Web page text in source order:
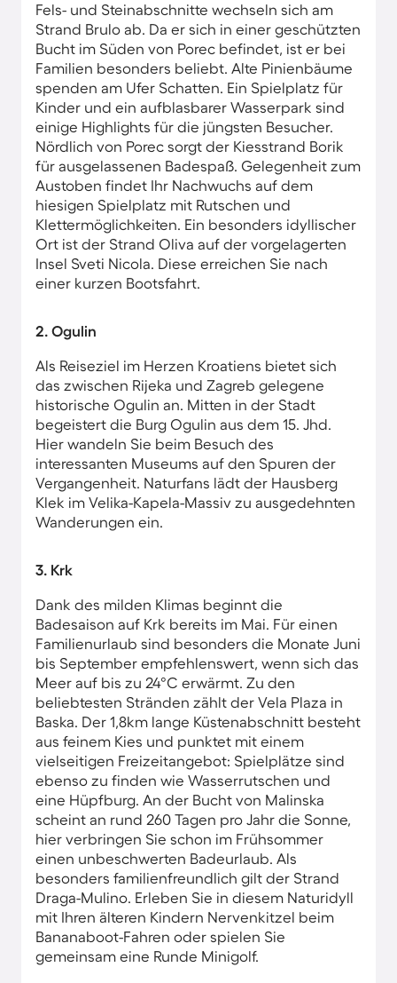
Fels- und Steinabschnitte wechseln sich am
Strand Brulo ab. Da er sich in einer geschützten
Bucht im Süden von Porec befindet, ist er bei
Familien besonders beliebt. Alte Pinienbäume
spenden am Ufer Schatten. Ein Spielplatz für
Kinder und ein aufblasbarer Wasserpark sind
einige Highlights für die jüngsten Besucher.
Nördlich von Porec sorgt der Kiesstrand Borik
für ausgelassenen Badespaß. Gelegenheit zum
Austoben findet Ihr Nachwuchs auf dem
hiesigen Spielplatz mit Rutschen und
Klettermöglichkeiten. Ein besonders idyllischer
Ort ist der Strand Oliva auf der vorgelagerten
Insel Sveti Nicola. Diese erreichen Sie nach
einer kurzen Bootsfahrt.
2. Ogulin
Als Reiseziel im Herzen Kroatiens bietet sich
das zwischen Rijeka und Zagreb gelegene
historische Ogulin an. Mitten in der Stadt
begeistert die Burg Ogulin aus dem 15. Jhd.
Hier wandeln Sie beim Besuch des
interessanten Museums auf den Spuren der
Vergangenheit. Naturfans lädt der Hausberg
Klek im Velika-Kapela-Massiv zu ausgedehnten
Wanderungen ein.
3. Krk
Dank des milden Klimas beginnt die
Badesaison auf Krk bereits im Mai. Für einen
Familienurlaub sind besonders die Monate Juni
bis September empfehlenswert, wenn sich das
Meer auf bis zu 24°C erwärmt. Zu den
beliebtesten Stränden zählt der Vela Plaza in
Baska. Der 1,8km lange Küstenabschnitt besteht
aus feinem Kies und punktet mit einem
vielseitigen Freizeitangebot: Spielplätze sind
ebenso zu finden wie Wasserrutschen und
eine Hüpfburg. An der Bucht von Malinska
scheint an rund 260 Tagen pro Jahr die Sonne,
hier verbringen Sie schon im Frühsommer
einen unbeschwerten Badeurlaub. Als
besonders familienfreundlich gilt der Strand
Draga-Mulino. Erleben Sie in diesem Naturidyll
mit Ihren älteren Kindern Nervenkitzel beim
Bananaboot-Fahren oder spielen Sie
gemeinsam eine Runde Minigolf.